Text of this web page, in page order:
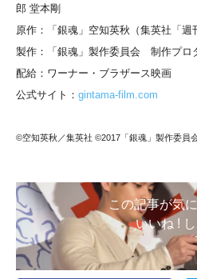
郎 堂本剛
原作：「銀魂」空知英秋（集英社「週
製作：「銀魂」製作委員会 制作プロ
配給：ワーナー・ブラザース映画
公式サイト： gintama-film.com
©空知英秋／集英社 ©2017「銀魂」製作委員
この記事が気
いいね !